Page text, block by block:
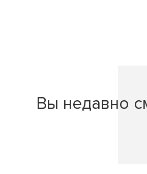
Вы недавно